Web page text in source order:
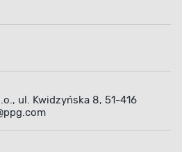
ul. Kwidzyńska 8, 51-416